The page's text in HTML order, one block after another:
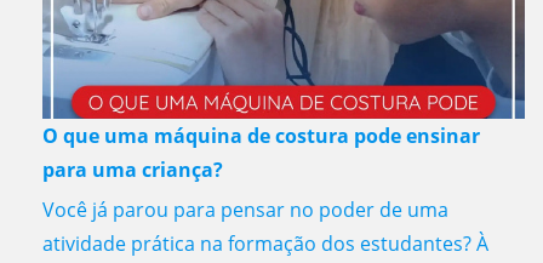
O que uma máquina de costura pode ensinar
para uma criança?
Você já parou para pensar no poder de uma
atividade prática na formação dos estudantes? À